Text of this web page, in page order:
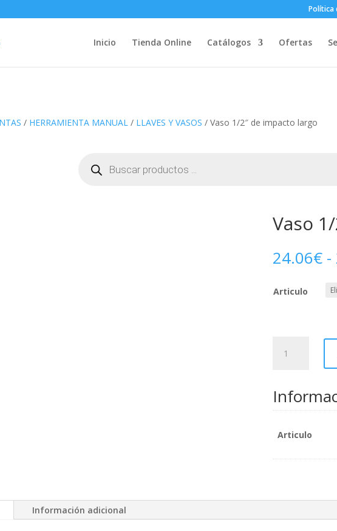
Política
Inicio Tienda Online Catálogos Ofertas
/ HERRAMIENTA MANUAL / LLAVES Y VASOS / Vaso 1/2″ de impacto largo
productos
Vaso
24.06€ -
Articulo
1/2"
largo
cantidad
Articulo
Información adicional